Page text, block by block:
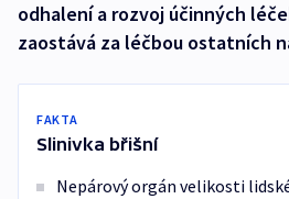
odhalení a rozvoj účinných
zaostává za léčbou ostatních
FAKTA
Slinivka břišní
Nepárový orgán velikosti